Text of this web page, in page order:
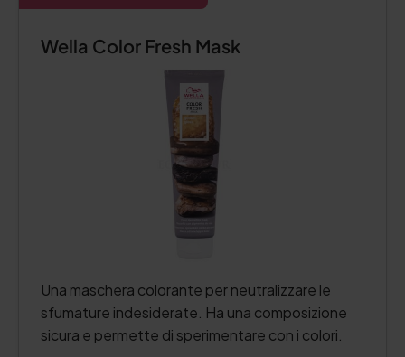
Wella Color Fresh Mask
Una maschera colorante per neutralizzare le
sfumature indesiderate. Ha una composizione
sicura e permette di sperimentare con i colori.